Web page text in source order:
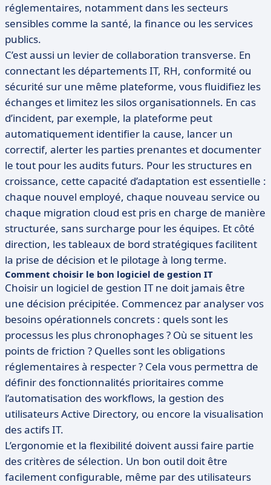
réglementaires, notamment dans les secteurs
sensibles comme la santé, la finance ou les services
publics.
C’est aussi un levier de collaboration transverse. En
connectant les départements IT, RH, conformité ou
sécurité sur une même plateforme, vous fluidifiez les
échanges et limitez les silos organisationnels. En cas
d’incident, par exemple, la plateforme peut
automatiquement identifier la cause, lancer un
correctif, alerter les parties prenantes et documenter
le tout pour les audits futurs. Pour les structures en
croissance, cette capacité d’adaptation est essentielle :
chaque nouvel employé, chaque nouveau service ou
chaque migration cloud est pris en charge de manière
structurée, sans surcharge pour les équipes. Et côté
direction, les tableaux de bord stratégiques facilitent
la prise de décision et le pilotage à long terme.
Comment choisir le bon logiciel de gestion IT
Choisir un logiciel de gestion IT ne doit jamais être
une décision précipitée. Commencez par analyser vos
besoins opérationnels concrets : quels sont les
processus les plus chronophages ? Où se situent les
points de friction ? Quelles sont les obligations
réglementaires à respecter ? Cela vous permettra de
définir des fonctionnalités prioritaires comme
l’automatisation des workflows, la gestion des
utilisateurs Active Directory, ou encore la visualisation
des actifs IT.
L’ergonomie et la flexibilité doivent aussi faire partie
des critères de sélection. Un bon outil doit être
facilement configurable, même par des utilisateurs